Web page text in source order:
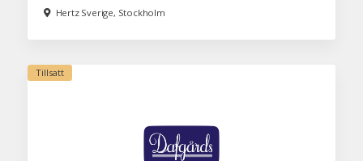
Hertz Sverige, Stockholm